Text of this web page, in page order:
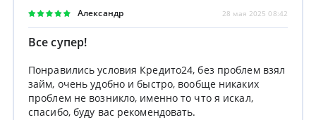
Александр 28 мая 2025 08:42
Все супер!
Понравились условия Кредито24, без проблем взял
займ, очень удобно и быстро, вообще никаких
проблем не возникло, именно то что я искал,
спасибо, буду вас рекомендовать.